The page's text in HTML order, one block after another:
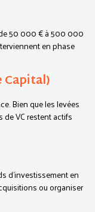
50 000 € à 500 000
en phase
Capital)
Bien que les levées
VC restent actifs
d'investissement en
ou organiser